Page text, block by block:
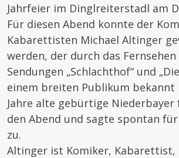
Jahrfeier im Dinglreiterstadl am
Für diesen Abend konnte der
Kabarettisten Michael Altinger
werden, der durch das
Sendungen „Schlachthof“ und
einem breiten Publikum bekannt
Jahre alte gebürtige
den Abend und sagte spontan
zu.
Altinger ist Komiker, Kabarettist,